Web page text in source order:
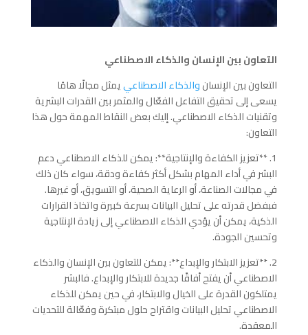
التعاون بين الإنسان والذكاء الاصطناعي
التعاون بين الإنسانوالذكاء الاصطناعييمثل مجالًا هامًا
يسعى إلى تحقيق التفاعل الفعّال والمثمر بين القدرات البشرية
وتقنيات الذكاء الاصطناعي. إليك بعض النقاط المهمة حول هذا
التعاون:
1. **تعزيز الكفاءة والإنتاجية**: يمكن للذكاء الاصطناعي دعم
البشر في أداء المهام بشكل أكثر كفاءة ودقة، سواء كان ذلك
في مجالات الصناعة، أو الرعاية الصحية، أو التسويق، أو غيرها.
فبفضل قدرته على تحليل البيانات بسرعة كبيرة واتخاذ القرارات
الذكية، يمكن أن يؤدي الذكاء الاصطناعي إلى زيادة الإنتاجية
وتحسين الجودة.
2. **تعزيز الابتكار والإبداع**: يمكن للتعاون بين الإنسان والذكاء
الاصطناعي أن يفتح أفاقًا جديدة للابتكار والإبداع. فالبشر
يمتلكون القدرة على الخيال والابتكار، في حين يمكن للذكاء
الاصطناعي تحليل البيانات واقتراح حلول مبتكرة وفعّالة للتحديات
المعقدة.